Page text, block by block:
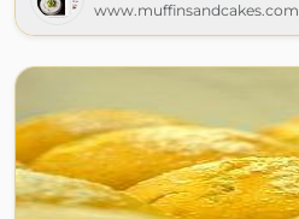
www.muffinsandcakes.com